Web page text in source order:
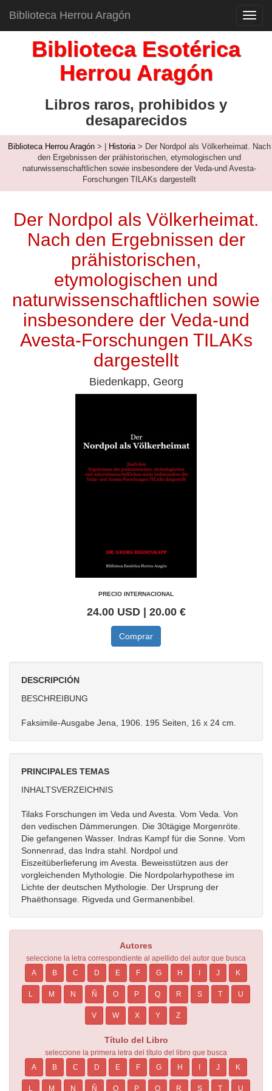
Biblioteca Herrou Aragón
Biblioteca Esotérica
Herrou Aragón
Libros raros, prohibidos y
desaparecidos
Biblioteca Herrou Aragón> Historia> Der Nordpol als Völkerheimat. Nach
den Ergebnissen der prähistorischen, etymologischen und
naturwissenschaftlichen sowie insbesondere der Veda-und Avesta-
Forschungen TILAKs dargestellt
Der Nordpol als Völkerheimat.
Nach den Ergebnissen der
prähistorischen,
etymologischen und
naturwissenschaftlichen sowie
insbesondere der Veda-und
Avesta-Forschungen TILAKs
dargestellt
Biedenkapp, Georg
PRECIO INTERNACIONAL
24.00 USD | 20.00 €
Comprar
DESCRIPCIÓN
BESCHREIBUNG
Faksimile-Ausgabe Jena, 1906. 195 Seiten, 16 x 24 cm.
PRINCIPALES TEMAS
INHALTSVERZEICHNIS
Tilaks Forschungen im Veda und Avesta. Vom Veda. Von
den vedischen Dämmerungen. Die 30tägige Morgenröte.
Die gefangenen Wasser. Indras Kampf für die Sonne. Vom
Sonnenrad, das Indra stahl. Nordpol und
Eiszeitüberlieferung im Avesta. Beweisstützen aus der
vorgleichenden Mythologie. Die Nordpolarhypothese im
Lichte der deutschen Mythologie. Der Ursprung der
Phaëthonsage. Rigveda und Germanenbibel.
Autores
seleccione la letra correspondiente al apellido del autor que busca
A
B C D E F G H J K
L M N Ñ O P Q R S T U
V W X Y Z
Título del Libro
seleccione la primera letra del título del libro que busca
A
B C D E F G H J K
L M N Ñ O P Q R S T U